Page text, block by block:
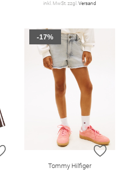
inkl. MwSt. zzgl. Versand
ZUR WUNSCHLISTE HINZUFÜGEN
ZUR
Tommy Hilfiger
-17%